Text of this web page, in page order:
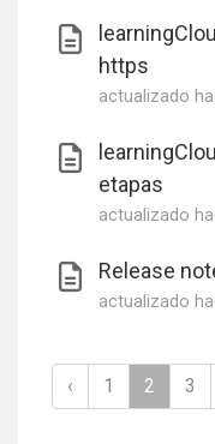
https
actualizado
etapas
actualizado
Release
actualizado
‹ 1 2 3